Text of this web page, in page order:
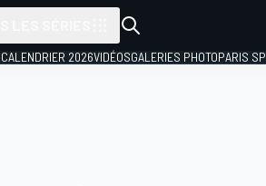
CALENDRIER 2026VIDÉOSGALERIES PHOTOPARIS